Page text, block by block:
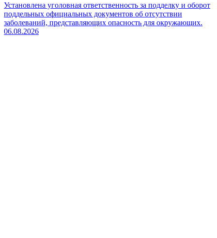
Установлена уголовная ответственность за подделку и оборот
поддельных официальных документов об отсутствии
заболеваний, представляющих опасность для окружающих.
06.08.2026